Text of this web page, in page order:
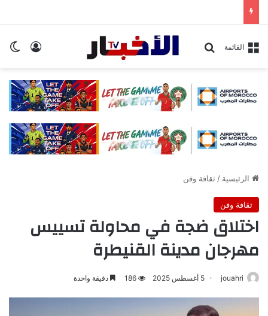
القائمة بحث عن
الرئيسية /ثقافة وفن
ثقافة وفن
اختلاق ضجة في محاولة تسييس
مهرجان مدينة القنيطرة
jouahri 5 أغسطس 2025 186 دقيقة واحدة